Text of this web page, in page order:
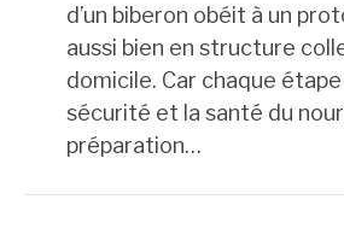
d’un biberon obéit à un
aussi bien en structure
domicile. Car chaque
sécurité et la santé du
préparation…